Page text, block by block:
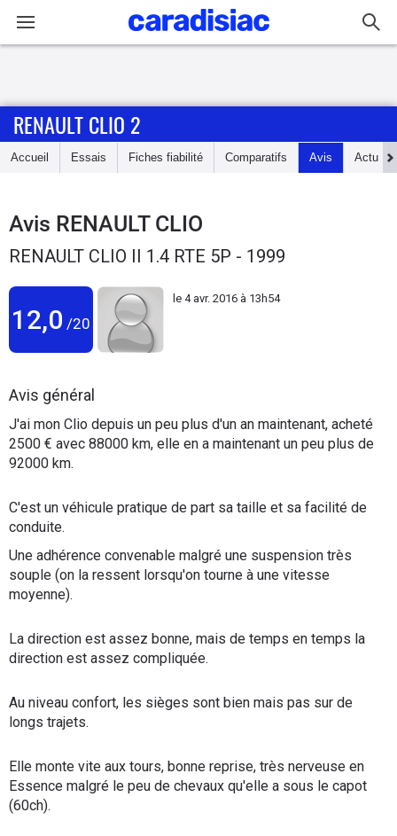
Accueil
Essais
Guide
Electriques
Flottes
Auto
Forum
Moto
RENAULT CLIO 2
Accueil Essais Fiches fiabilité Comparatifs Avis Actu
Avis RENAULT CLIO
RENAULT CLIO II 1.4 RTE 5P - 1999
12,0 /20
le 4 avr. 2016 à 13h54
Avis général
J'ai mon Clio depuis un peu plus d'un an maintenant, acheté
2500 € avec 88000 km, elle en a maintenant un peu plus de
92000 km.
C'est un véhicule pratique de part sa taille et sa facilité de
conduite.
Une adhérence convenable malgré une suspension très
souple (on la ressent lorsqu'on tourne à une vitesse
moyenne).
La direction est assez bonne, mais de temps en temps la
direction est assez compliquée.
Au niveau confort, les sièges sont bien mais pas sur de
longs trajets.
Elle monte vite aux tours, bonne reprise, très nerveuse en
Essence malgré le peu de chevaux qu'elle a sous le capot
(60ch).